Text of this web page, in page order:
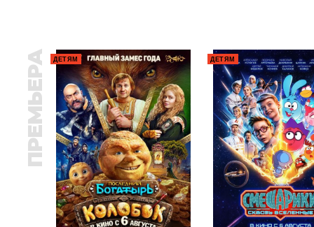
ПРЕМЬЕРА ДЕТЯМ ДЕТЯМ